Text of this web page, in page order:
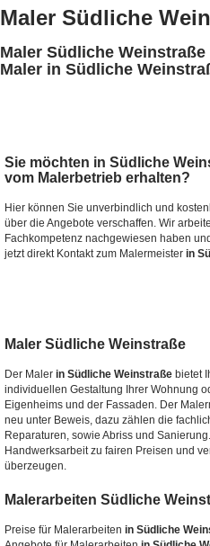
Maler Südliche
Maler Südliche
Maler in Südliche
Sie möchten in Südliche
vom Malerbetrieb erhalten?
Hier können Sie unverbindlich und
über die Angebote verschaffen. Wir
Fachkompetenz nachgewiesen haben
jetzt direkt Kontakt zum Malermeister in
Maler Südliche Weinstraße
Der Maler in Südliche Weinstraße bietet
individuellen Gestaltung Ihrer Wohnung
Eigenheims und der Fassaden. Der
neu unter Beweis, dazu zählen die
Reparaturen, sowie Abriss und
Handwerksarbeit zu fairen Preisen und
überzeugen.
Malerarbeiten Südliche
Preise für Malerarbeiten in Südliche